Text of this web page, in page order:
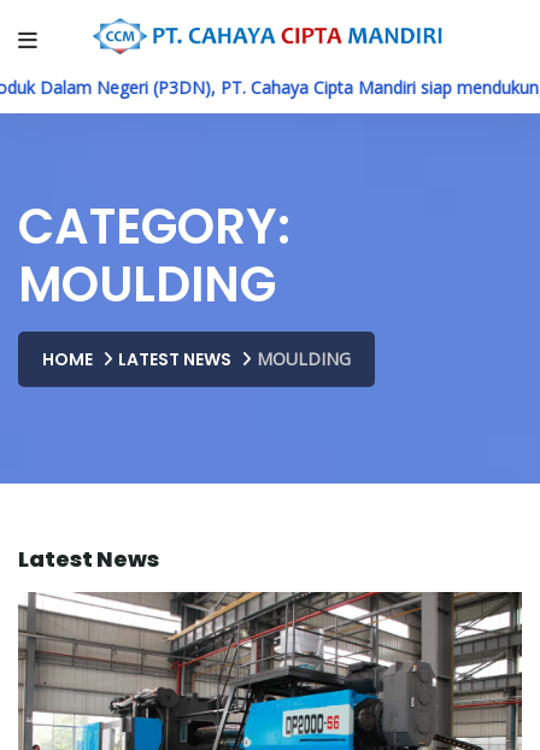
Negeri (P3DN), PT. Cahaya Cipta Mandiri siap
CATEGORY:
MOULDING
HOME LATEST NEWS MOULDING
Latest News